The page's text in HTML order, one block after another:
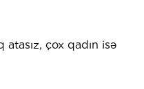
atasız, çox qadın isə